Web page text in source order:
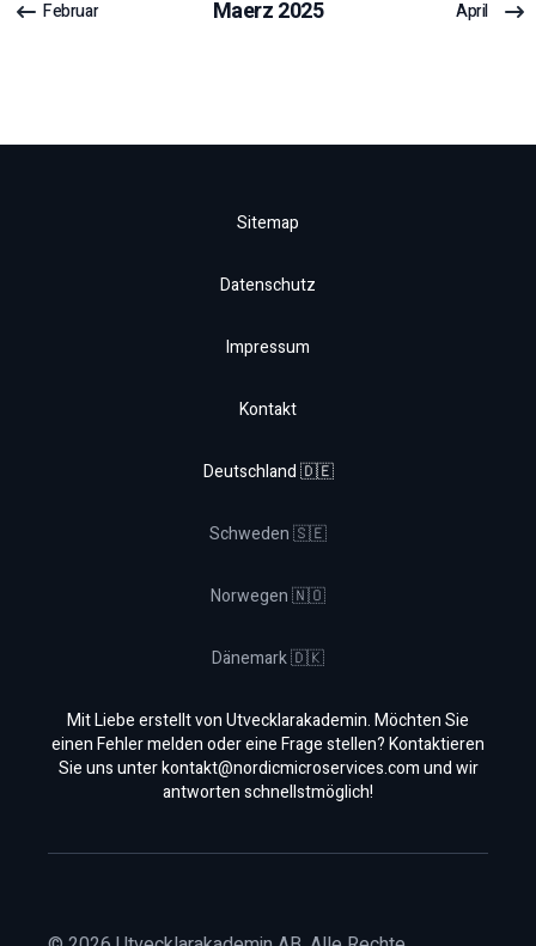
Februar Maerz2025 April
Sitemap
Datenschutz
Impressum
Kontakt
Deutschland 🇩🇪
Schweden 🇸🇪
Norwegen 🇳🇴
Dänemark 🇩🇰
Mit Liebe erstellt von Utvecklarakademin. Möchten Sie
einen Fehler melden oder eine Frage stellen? Kontaktieren
Sie uns unterkontakt@nordicmicroservices.comund wir
antworten schnellstmöglich!